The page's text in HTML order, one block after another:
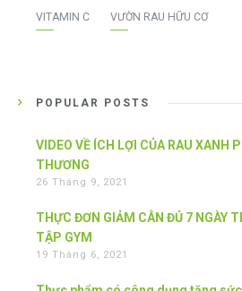
VITAMIN C VƯỜN RAU HỮU CƠ
POPULAR POSTS
VIDEO VỀ ÍCH LỢI CỦA RAU XANH
THƯƠNG
26 Tháng 9, 2021
THỰC ĐƠN GIẢM CÂN ĐỦ 7 NGÀY
TẬP GYM
19 Tháng 6, 2021